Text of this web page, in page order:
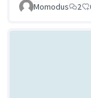
Momodus 2